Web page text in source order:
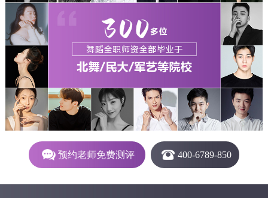
预约老师免费测评 400-6789-850